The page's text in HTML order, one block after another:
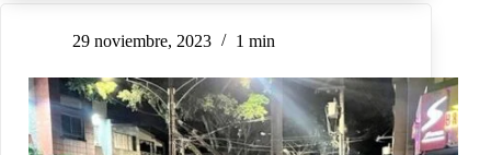
29 noviembre, 2023 1 min